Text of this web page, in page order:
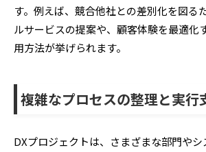
す。例えば、競合他社との差別化を図る
ルサービスの提案や、顧客体験を最適化
用方法が挙げられます。
複雑なプロセスの整理と実行
DXプロジェクトは、さまざまな部門や